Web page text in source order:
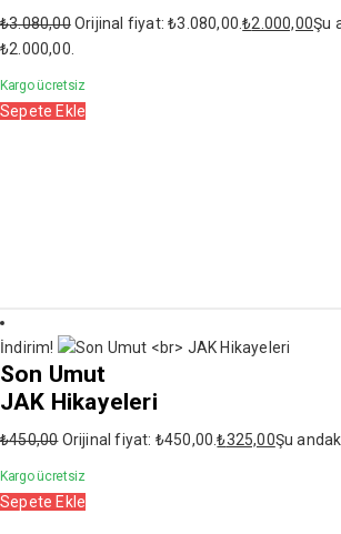
₺3.080,00 Orijinal fiyat: ₺3.080,00.₺2.000,00Şu
₺2.000,00.
Kargo ücretsiz
Sepete Ekle
İndirim!
Son Umut
JAK Hikayeleri
₺450,00 Orijinal fiyat: ₺450,00.₺325,00Şu
Kargo ücretsiz
Sepete Ekle